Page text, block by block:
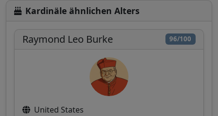
Kardinäle ähnlichen Alters
96/100
Raymond Leo Burke
United States